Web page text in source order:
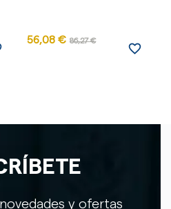
56,08 € 86,27 €
favorite_border
y ofertas